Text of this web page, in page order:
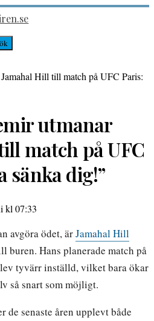
utmanar
match på UFC
sänka dig!”
kl 07:33
avgöra ödet, ärJamahal Hill
buren. Hans planerade match på
tyvärr inställd, vilket bara ökar
så snart som möjligt.
de senaste åren upplevt både